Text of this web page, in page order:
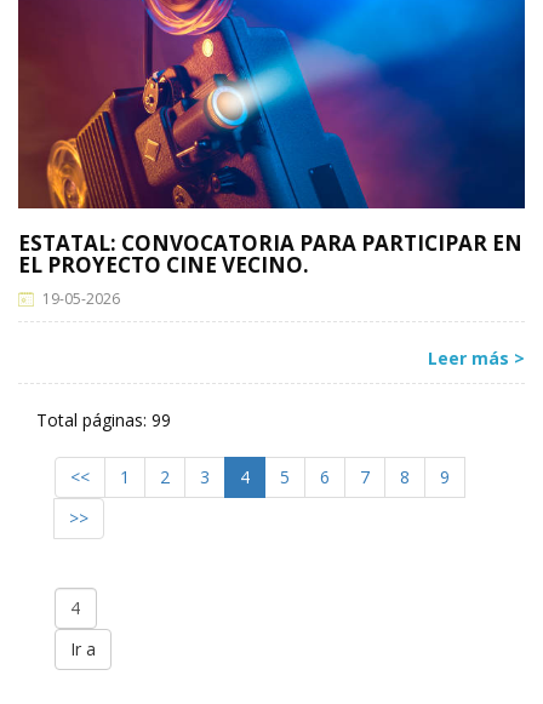
ESTATAL: CONVOCATORIA PARA PARTICIPAR EN
EL PROYECTO CINE VECINO.
19-05-2026
Leer más >
Total páginas: 99
<< 1 2 3 4 5 6 7 8
9
>>